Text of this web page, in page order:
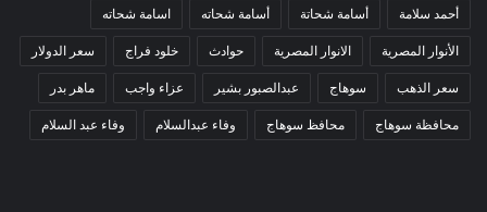
أحمد سلامة أسامة شحاتة أسامة شحاته اسامة شحاته
الأنوار المصرية الانوار المصرية حوادث خلود فراج سعر الدولار
سعر الذهب سوهاج عبدالصبور بشير عزاء واجب ماهر بدر
محافظة سوهاج محافظ سوهاج وفاء عبدالسلام وفاء عبد السلام